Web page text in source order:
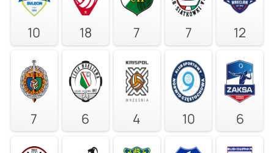
10 18 7 7 12
7 6 4 10 6